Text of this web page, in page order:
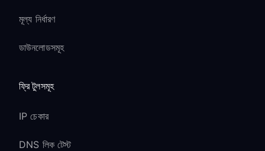
মূল্য নির্ধারণ
ডাউনলোডসমূহ
ফ্রি টুলসমূহ
IP চেকার
DNS লিক টেস্ট